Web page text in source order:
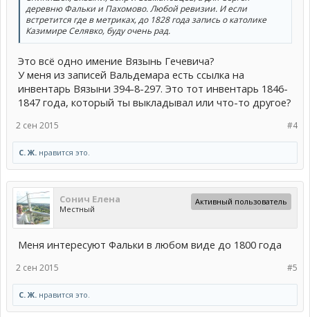
деревню Фальки и Пахомово. Любой ревизии. И если
встретится где в метриках, до 1828 года запись о католике
Казимире Селявко, буду очень рад.
Это всё одно имение Вязынь Гечевича?
У меня из записей Вальдемара есть ссылка на
инвентарь Вязыни 394-8-297. Это тот инвентарь 1846-
1847 года, который ты выкладывал или что-то другое?
#4
2 сен 2015
С. Ж. нравится это.
Сонич Елена
Местный
Активный пользователь
Меня интересуют Фальки в любом виде до 1800 года
#5
2 сен 2015
С. Ж. нравится это.